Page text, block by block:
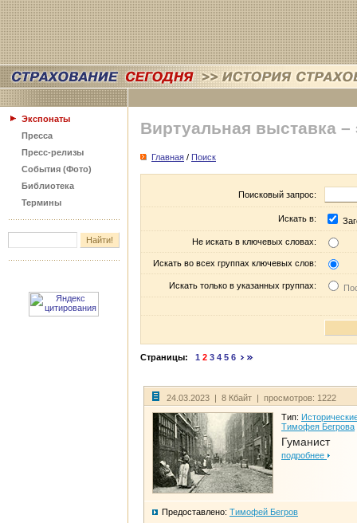
Экспонаты
Пресса
Пресс-релизы
События (Фото)
Библиотека
Термины
Виртуальная выставка –
Главная / Поиск
Поисковый запрос:
Искать в:
Не искать в ключевых словах:
Искать во всех группах ключевых слов:
Искать только в указанных группах:
Страницы: 1 2 3 4 5 6
24.03.2023 | 8 Кбайт | просмотров: 1222
Тип:
Тимофея Бегрова
Гуманист
подробнее
Предоставлено: Тимофей Бегров